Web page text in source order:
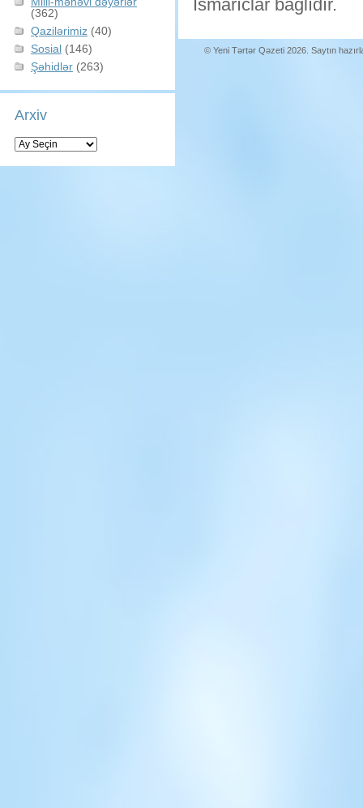
(362)
Qazilərimiz (40)
Sosial (146)
Şəhidlər (263)
Arxiv
Arxiv
İsmarıclar bağlıdır.
© Yeni Tərtər Qəzeti 2026. Saytın